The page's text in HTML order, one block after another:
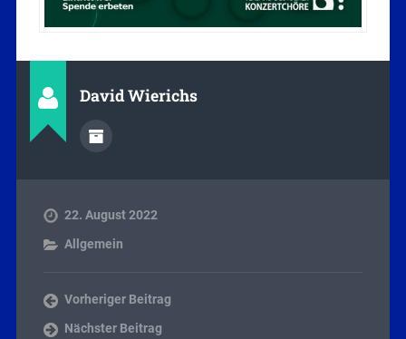
David Wierichs
22. August 2022
Allgemein
Vorheriger Beitrag
Nächster Beitrag